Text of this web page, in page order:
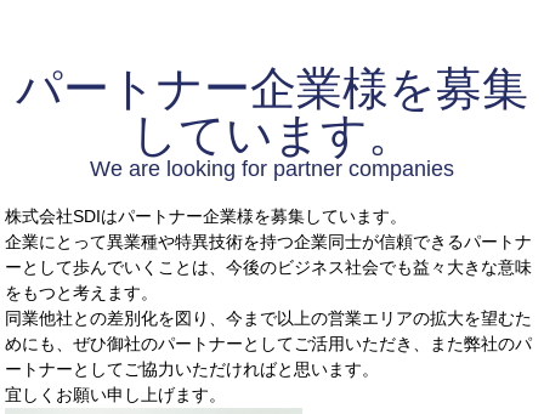
パートナー企業様を募集
しています。
We are looking for partner companies
株式会社SDIはパートナー企業様を募集しています。
企業にとって異業種や特異技術を持つ企業同士が信頼できるパートナ
ーとして歩んでいくことは、今後のビジネス社会でも益々大きな意味
をもつと考えます。
同業他社との差別化を図り、今まで以上の営業エリアの拡大を望むた
めにも、ぜひ御社のパートナーとしてご活用いただき、また弊社のパ
ートナーとしてご協力いただければと思います。
宜しくお願い申し上げます。